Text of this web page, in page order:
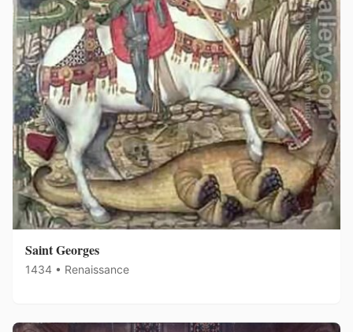
Saint Georges
1434 • Renaissance